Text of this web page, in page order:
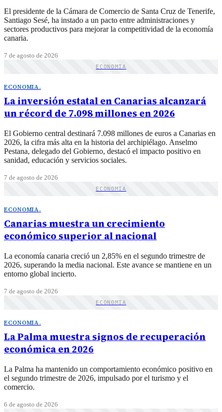
El presidente de la Cámara de Comercio de Santa Cruz de Tenerife,
Santiago Sesé, ha instado a un pacto entre administraciones y
sectores productivos para mejorar la competitividad de la economía
canaria.
7 de agosto de 2026
ECONOMIA
ECONOMIA.
La inversión estatal en Canarias alcanzará
un récord de 7.098 millones en 2026
El Gobierno central destinará 7.098 millones de euros a Canarias en
2026, la cifra más alta en la historia del archipiélago. Anselmo
Pestana, delegado del Gobierno, destacó el impacto positivo en
sanidad, educación y servicios sociales.
7 de agosto de 2026
ECONOMIA
ECONOMIA.
Canarias muestra un crecimiento
económico superior al nacional
La economía canaria creció un 2,85% en el segundo trimestre de
2026, superando la media nacional. Este avance se mantiene en un
entorno global incierto.
7 de agosto de 2026
ECONOMIA
ECONOMIA.
La Palma muestra signos de recuperación
económica en 2026
La Palma ha mantenido un comportamiento económico positivo en
el segundo trimestre de 2026, impulsado por el turismo y el
comercio.
6 de agosto de 2026